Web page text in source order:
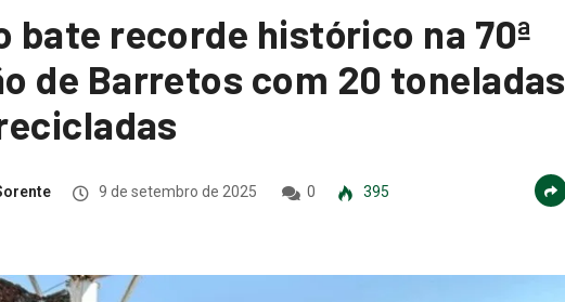
bate recorde histórico na 70ª
de Barretos com 20 toneladas
9 de setembro de 2025 0 395